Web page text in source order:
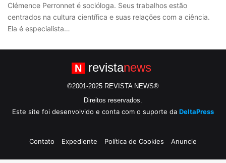
Clémence Perronnet é socióloga. Seus trabalhos estão
centrados na cultura científica e suas relações com a ciência.
Ela é especialista…
N revistanews
©2001-2025 REVISTA NEWS®
Direitos reservados.
Este site foi desenvolvido e conta com o suporte da DeltaPress
Contato Expediente Política de Cookies Anuncie